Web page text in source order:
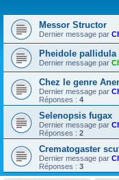
Messor Structor
Dernier message par
Pheidole pallidula
Dernier message par
Chez le genre
Dernier message par
Réponses : 4
Selenopsis fugax
Dernier message par
Réponses : 2
Crematogaster
Dernier message par
Réponses : 3